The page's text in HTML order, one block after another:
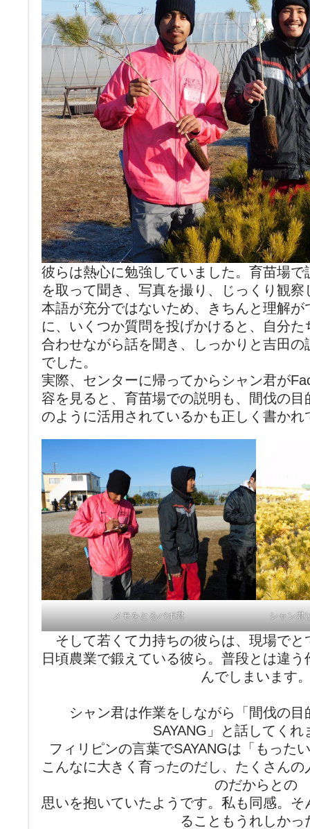
彼らは熱心に勉強していました。育苗場
を取って聞き、写真を撮り、じっくり観
本語が充分ではないため、きちんと理解
に、いくつか質問を投げかけると、自分
合わせながら話を聞き、しっかりと吉田
でした。
実際、センターに帰ってからシャン君が
容を見ると、育苗場での説明も、間伐の
のように活用されているかも正しく書か
メモをとるバボ君 シャン君
そして若くて力持ちの彼らは、現場で
日頃農業で鍛えている彼ら。普段とは違
んでしまいます
シャン君は作業をしながら「間伐の
SAYANG」と話してくれ
フィリピンの言葉でSAYANGは「もった
こんなに大きく育ったのだし、たくさん
のだからとの
思いを抱いていたようです。私も同感。
ることもうれしかっ